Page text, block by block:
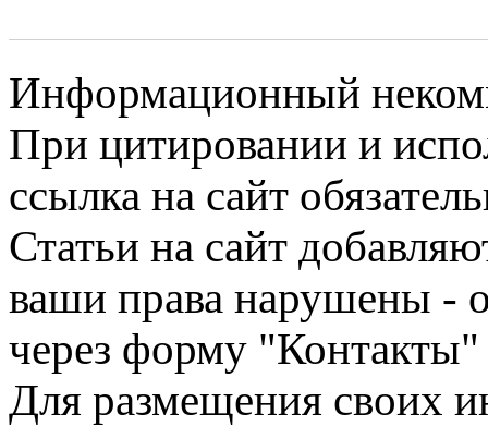
Информационный
При цитировании и
ссылка на сайт
Статьи на сайт
ваши права нарушены -
через форму "Контакты"
Для размещения своих